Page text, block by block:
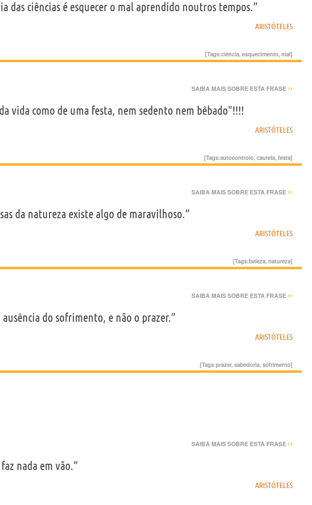
das ciências é esquecer o mal aprendido noutros tempos.”
ARISTÓTELES
[Tags:ciência,esquecimento,mal]
SAIBA MAIS SOBRE ESTA FRASE ››
vida como de uma festa, nem sedento nem bêbado"!!!!
ARISTÓTELES
[Tags:autocontrolo,cautela,festa]
SAIBA MAIS SOBRE ESTA FRASE ››
da natureza existe algo de maravilhoso.”
ARISTÓTELES
[Tags:beleza,natureza]
SAIBA MAIS SOBRE ESTA FRASE ››
ausência do sofrimento, e não o prazer.”
ARISTÓTELES
[Tags:prazer,sabedoria,sofrimento]
SAIBA MAIS SOBRE ESTA FRASE ››
nada em vão.”
ARISTÓTELES